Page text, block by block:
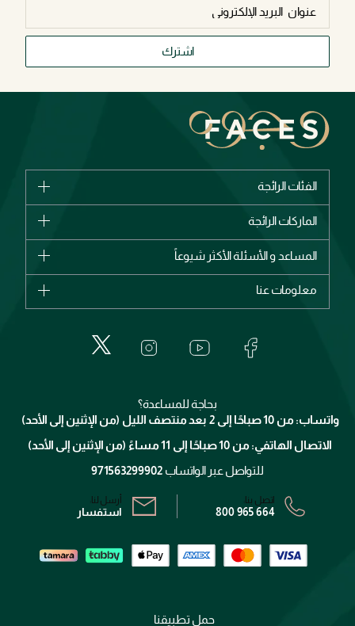
اشترك
الفئات الرائجة
الأكثر مبيعاً
اشترِ بطاقة هدية
الماركات الرائجة
بربري
إيف سان لوران
المساعد و الأسئلة الأكثر شيوعاً
الإرجاع
معلومات عنا
برنامج الولاء ميوز
الشروط و الأحكام
سياسة الخصوصية
بحاجة للمساعدة؟
واتساب: من 10 صباحًا إلى 2 بعد منتصف الليل (من الإثنين إلى الأحد)
الاتصال الهاتفي: من 10 صباحًا إلى 11 مساءً (من الإثنين إلى الأحد)
للتواصل عبر الواتساب 971563299902
اتصل بنا:
800 965 664
أرسل لنا:
استفسار
حمل تطبيقنا